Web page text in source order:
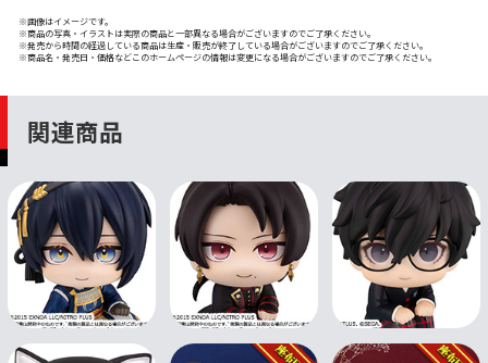
※画像はイメージです。
※商品の写真・イラストは実際の商品と一部異なる場合がございますのでご了承ください。
※発売から時間の経過している商品は生産・販売が終了している場合がございますのでご了承ください。
※商品名・発売日・価格などこのホームページの情報は変更になる場合がございますのでご了承ください。
関連商品